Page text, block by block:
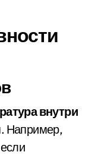
внутри
Например,